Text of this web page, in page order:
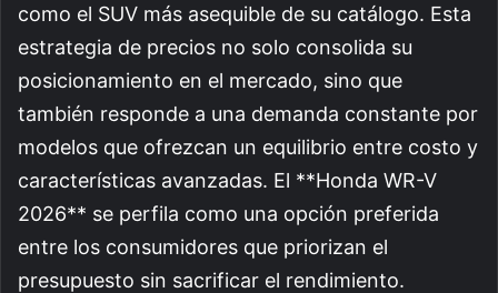
como el SUV más asequible de su catálogo. Esta
estrategia de precios no solo consolida su
posicionamiento en el mercado, sino que
también responde a una demanda constante por
modelos que ofrezcan un equilibrio entre costo y
características avanzadas. El **Honda WR-V
2026** se perfila como una opción preferida
entre los consumidores que priorizan el
presupuesto sin sacrificar el rendimiento.